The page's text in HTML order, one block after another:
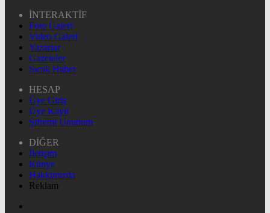
İNTERAKTİF
Foto Galeri
Video Galeri
Yazarlar
Gazeteler
Sıcak Haber
HESAP
Üye Giriş
Üye Kayıt
Şifremi Unuttum
DİĞER
İletişim
Künye
Hakkımızda
Reklam